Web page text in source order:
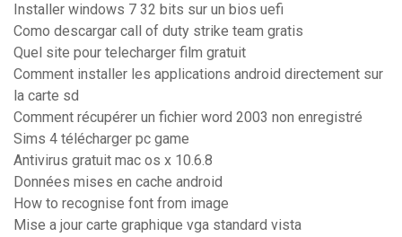
Installer windows 7 32 bits sur un bios uefi
Como descargar call of duty strike team gratis
Quel site pour telecharger film gratuit
Comment installer les applications android directement sur
la carte sd
Comment récupérer un fichier word 2003 non enregistré
Sims 4 télécharger pc game
Antivirus gratuit mac os x 10.6.8
Données mises en cache android
How to recognise font from image
Mise a jour carte graphique vga standard vista